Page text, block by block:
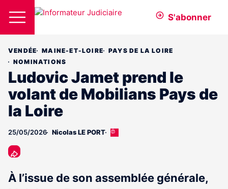
S'abonner
VENDÉE MAINE-ET-LOIRE
PAYS DE LA LOIRE
NOMINATIONS
Ludovic Jamet prend le
volant de Mobilians Pays de
la Loire
25/05/2026 Nicolas LE PORT
Cet
abonnés
À l’issue de son assemblée générale,